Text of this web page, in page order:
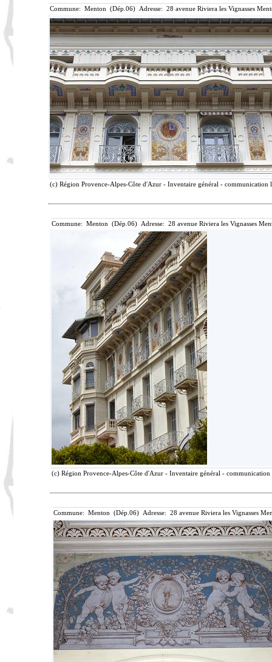
Commune: Menton (Dép.06) Adresse: 28 avenue Riviera les Vignasses
(c) Région Provence-Alpes-Côte d'Azur - Inventaire général -
Commune: Menton (Dép.06) Adresse: 28 avenue Riviera les Vignasses
(c) Région Provence-Alpes-Côte d'Azur - Inventaire général -
Commune: Menton (Dép.06) Adresse: 28 avenue Riviera les Vignasses